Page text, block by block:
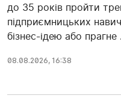
до 35 років пройти
підприємницьких
бізнес-ідею або прагне
08.08.2026, 16:38